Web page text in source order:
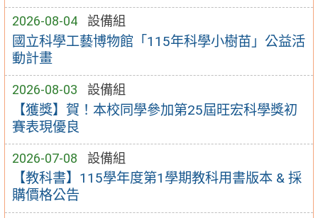
2026-08-04 設備組
國立科學工藝博物館「115年科學小樹苗」公益活
動計畫
2026-08-03 設備組
【獲獎】賀！本校同學參加第25屆旺宏科學獎初
賽表現優良
2026-07-08 設備組
【教科書】115學年度第1學期教科用書版本 & 採
購價格公告